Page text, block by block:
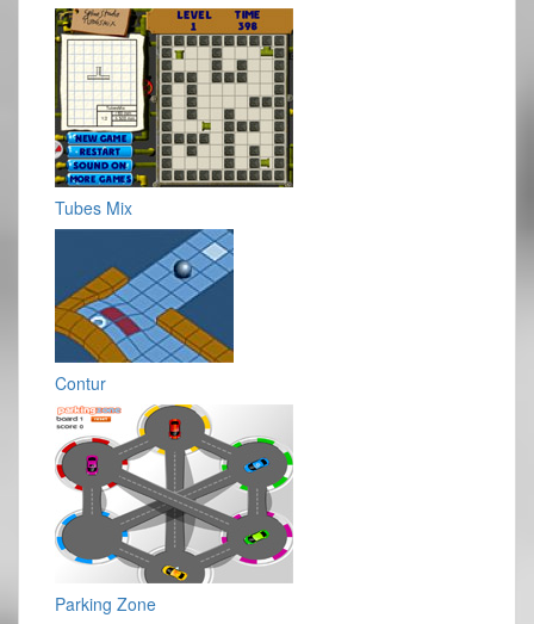
Tubes Mix
Contur
Parking Zone